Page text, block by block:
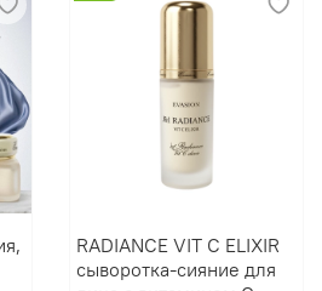
RADIANCE VIT C ELIXIR
сыворотка-сияние для